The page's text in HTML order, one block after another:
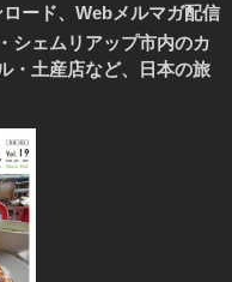
ード、Webメルマガ配信
シェムリアップ市内のカ
・土産店など、日本の旅